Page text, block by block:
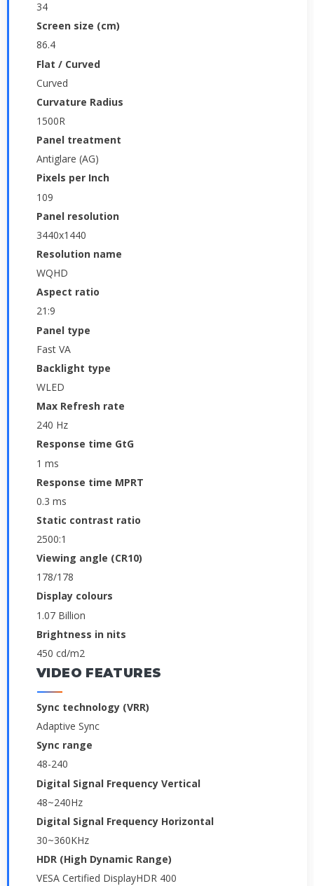
34
Screen size (cm)
86.4
Flat / Curved
Curved
Curvature Radius
1500R
Panel treatment
Antiglare (AG)
Pixels per Inch
109
Panel resolution
3440x1440
Resolution name
WQHD
Aspect ratio
21:9
Panel type
Fast VA
Backlight type
WLED
Max Refresh rate
240 Hz
Response time GtG
1 ms
Response time MPRT
0.3 ms
Static contrast ratio
2500:1
Viewing angle (CR10)
178/178
Display colours
1.07 Billion
Brightness in nits
450 cd/m2
VIDEO FEATURES
Sync technology (VRR)
Adaptive Sync
Sync range
48-240
Digital Signal Frequency Vertical
48~240Hz
Digital Signal Frequency Horizontal
30~360KHz
HDR (High Dynamic Range)
VESA Certified DisplayHDR 400